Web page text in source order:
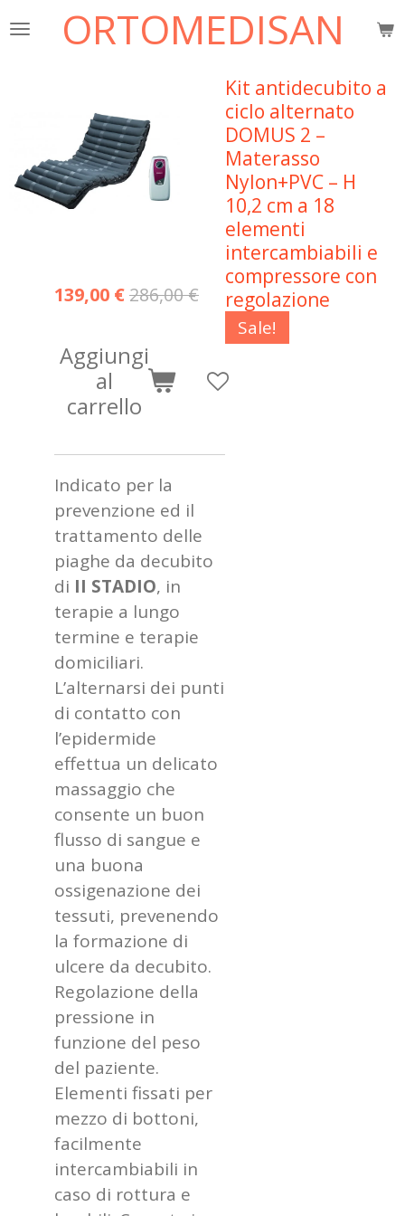
Vai
ORTOMEDISAN
Kit antidecubito a
ciclo alternato
DOMUS 2 –
Materasso
Nylon+PVC – H
10,2 cm a 18
elementi
intercambiabili e
compressore con
regolazione
Sale!
139,00 €286,00 €
Aggiungi
al
carrello
Indicato per la
prevenzione ed il
trattamento delle
piaghe da decubito
di II STADIO, in
terapie a lungo
termine e terapie
domiciliari.
L’alternarsi dei punti
di contatto con
l’epidermide
effettua un delicato
massaggio che
consente un buon
flusso di sangue e
una buona
ossigenazione dei
tessuti, prevenendo
la formazione di
ulcere da decubito.
Regolazione della
pressione in
funzione del peso
del paziente.
Elementi fissati per
mezzo di bottoni,
facilmente
intercambiabili in
caso di rottura e